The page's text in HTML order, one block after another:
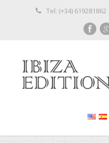
Tel: (+34) 619281862